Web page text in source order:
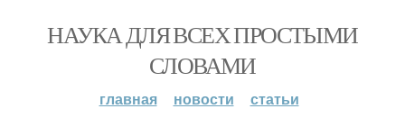
НАУКА ДЛЯ ВСЕХ ПРОСТЫМИ
СЛОВАМИ
главная новости статьи